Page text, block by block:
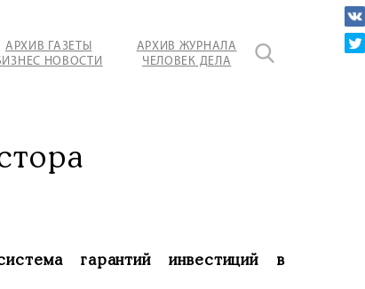
АРХИВ ГАЗЕТЫ
НОВОСТИ
АРХИВ ЖУРНАЛА
ЧЕЛОВЕК ДЕЛА
гарантий инвестиций в